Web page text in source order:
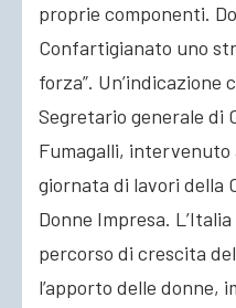
proprie componenti.
Confartigianato uno
forza”. Un’indicazione
Segretario generale di
Fumagalli, intervenuto
giornata di lavori della
Donne Impresa.
percorso di crescita
l’apporto delle